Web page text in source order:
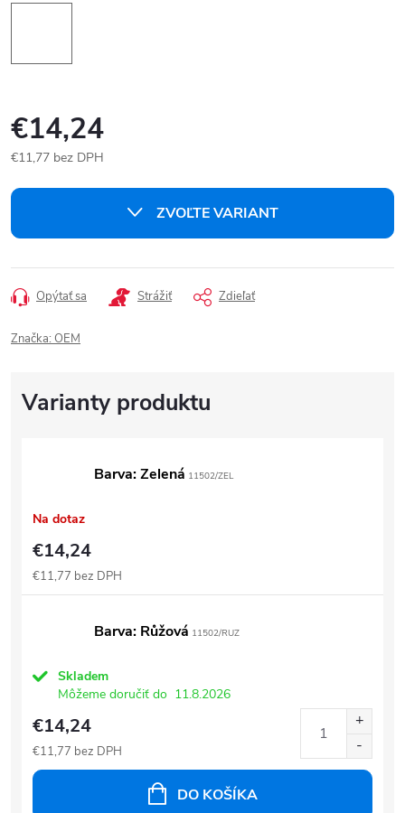
€14,24
€11,77 bez DPH
cena:
ZVOĽTE VARIANT
Opýtať sa Strážiť Zdieľať
Značka: OEM
Barva: Zelená 11502/ZEL
Na dotaz
€14,24
€11,77 bez DPH
Barva: Růžová 11502/RUZ
Skladem
Môžeme doručiť do 11.8.2026
€14,24
€11,77 bez DPH
DO KOŠÍKA